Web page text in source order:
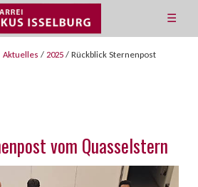
☰
Aktuelles / 2025 / Rückblick Sternenpost
vom Quasselstern